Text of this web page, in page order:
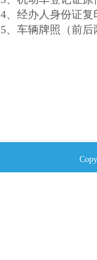
4、经办人身份证复
5、车辆牌照（前后